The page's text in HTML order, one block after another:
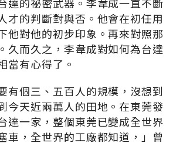
才的判斷對與否。他會在初任用
他對他的初步印象。再來對照那
久而久之，李韋成對如何為台達
當有心得了。
有個三、五百人的規模，沒想到
今天近兩萬人的田地。在東莞發
達一家，整個東莞已變成全世界
車，全世界的工廠都知道，」曾